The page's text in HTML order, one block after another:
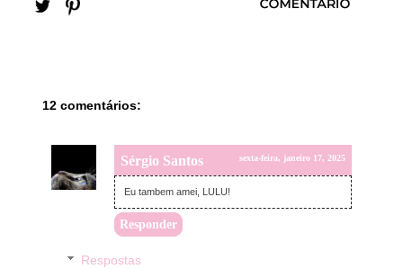
12 comentários:
Sérgio Santos sexta-feira, janeiro 17, 2025
Eu tambem amei, LULU!
Responder
Respostas